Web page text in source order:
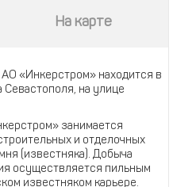
На карте
«Инкерстром» находится в
Севастополя, на улице
занимается
и отделочных
(известняка). Добыча
осуществляется пильным
известняком карьере.